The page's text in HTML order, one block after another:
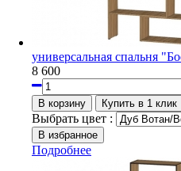
универсальная спальня
8 600
Выбрать цвет :
Подробнее